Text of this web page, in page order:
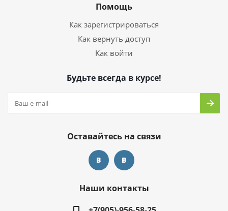
Помощь
Как зарегистрироваться
Как вернуть доступ
Как войти
Будьте всегда в курсе!
Оставайтесь на связи
Наши контакты